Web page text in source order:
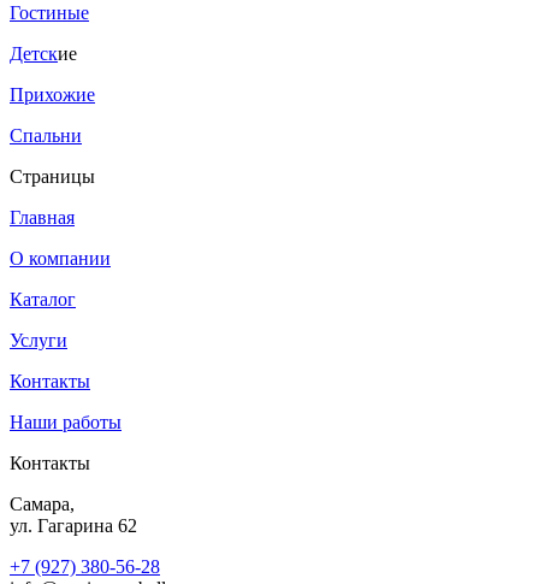
Гостиные
Детские
Прихожие
Спальни
Страницы
Главная
О компании
Каталог
Услуги
Контакты
Наши работы
Контакты
Самара,
ул. Гагарина 62
+7 (927) 380-56-28